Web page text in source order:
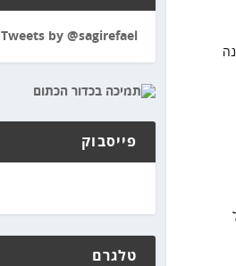
Tweets by @sagirefael
פייסבוק
טלגרם